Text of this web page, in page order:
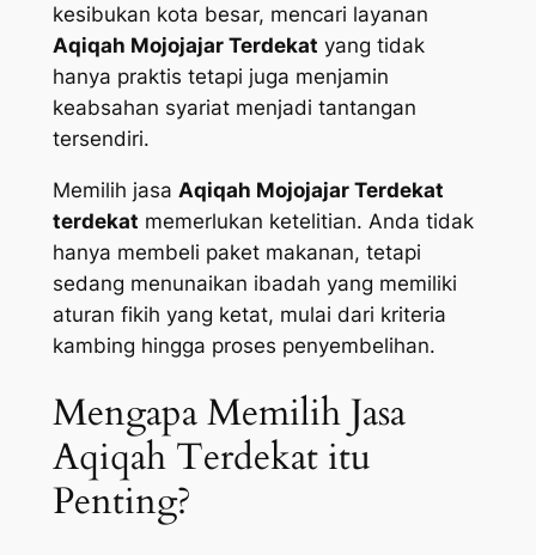
kesibukan kota besar, mencari layanan
Aqiqah Mojojajar Terdekat yang tidak
hanya praktis tetapi juga menjamin
keabsahan syariat menjadi tantangan
tersendiri.
Memilih jasa Aqiqah Mojojajar Terdekat
terdekat memerlukan ketelitian. Anda tidak
hanya membeli paket makanan, tetapi
sedang menunaikan ibadah yang memiliki
aturan fikih yang ketat, mulai dari kriteria
kambing hingga proses penyembelihan.
Mengapa Memilih Jasa
Aqiqah Terdekat itu
Penting?